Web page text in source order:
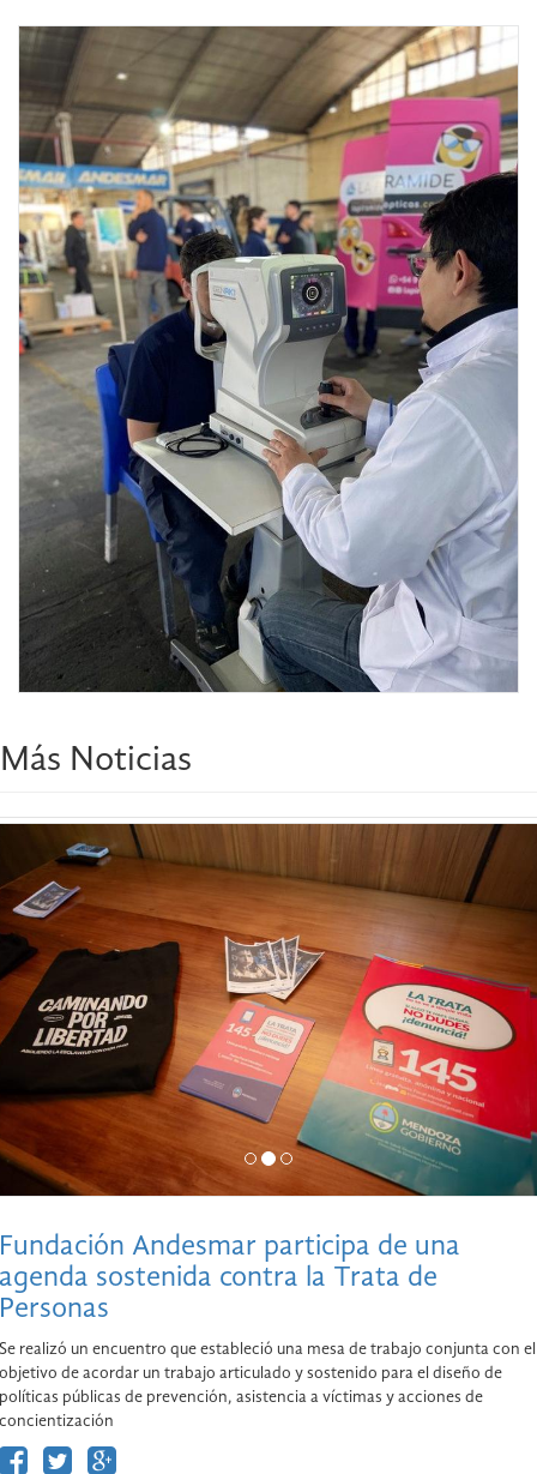
Más Noticias
Fundación Andesmar participa de una
agenda sostenida contra la Trata de
Personas
Se realizó un encuentro que estableció una mesa de trabajo conjunta con el
objetivo de acordar un trabajo articulado y sostenido para el diseño de
políticas públicas de prevención, asistencia a víctimas y acciones de
concientización